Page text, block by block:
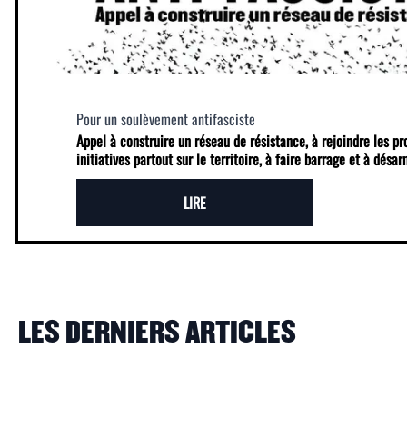
Pour un soulèvement antifasciste
Appel à construire un réseau de résistance, à rejoindre les
initiatives partout sur le territoire, à faire barrage et à
LIRE
LES DERNIERS ARTICLES